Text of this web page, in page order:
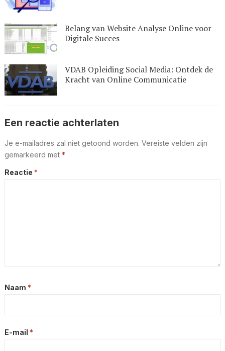
Belang van Website Analyse Online voor
Digitale Succes
VDAB Opleiding Social Media: Ontdek de
Kracht van Online Communicatie
Een reactie achterlaten
Je e-mailadres zal niet getoond worden. Vereiste velden zijn
gemarkeerd met *
Reactie *
Naam *
E-mail *